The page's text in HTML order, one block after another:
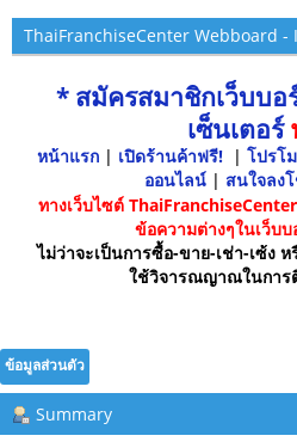
ThaiFranchiseCenter Webboard -
* สมัครสมาชิกเว็บบ
เซ็นเตอร์
หน้าแรก | เปิดร้านค้าฟรี! | โปรโ
ออนไลน์ | สนใจลง
ทางเว็บไซต์
ข้อความต่างๆในเว็บ
ไม่ว่าจะเป็นการซื้อ-ขาย-เช่า-เซ้ง
ใช้วิจารณญาณในการ
ข้อมูลส่วนตัว
Summary